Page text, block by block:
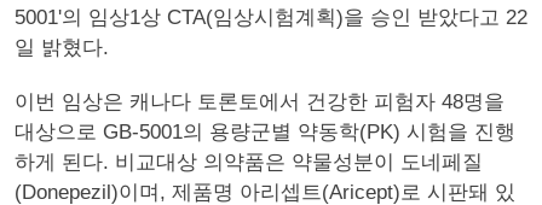
5001'의 임상1상 CTA(임상시험계획)을 승인 받았다고 22
일 밝혔다.
이번 임상은 캐나다 토론토에서 건강한 피험자 48명을
대상으로 GB-5001의 용량군별 약동학(PK) 시험을 진행
하게 된다. 비교대상 의약품은 약물성분이 도네페질
(Donepezil)이며, 제품명 아리셉트(Aricept)로 시판돼 있